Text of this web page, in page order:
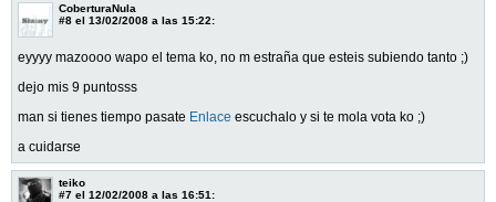
CoberturaNula
#8 el 13/02/2008 a las 15:22:
eyyyy mazoooo wapo el tema ko, no m estraña que esteis subiendo tanto ;)
dejo mis 9 puntosss
man si tienes tiempo pasate Enlace escuchalo y si te mola vota ko ;)
a cuidarse
teiko
#7 el 12/02/2008 a las 16:51: